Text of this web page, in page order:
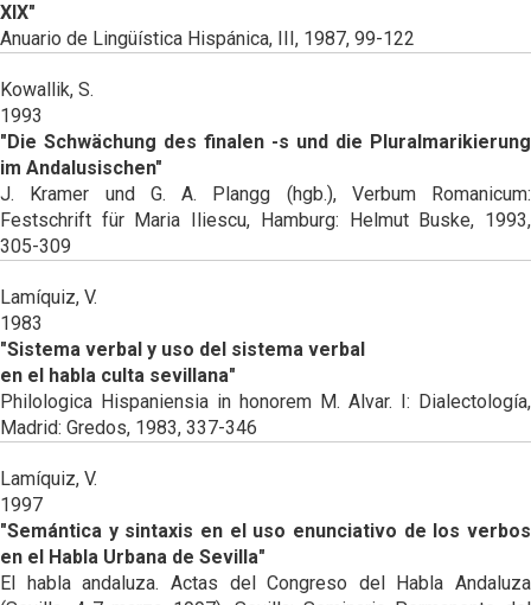
XIX"
Anuario de Lingüística Hispánica, III, 1987, 99-122
Kowallik, S.
1993
"Die Schwächung des finalen -s und die Pluralmarikierung
im Andalusischen"
J. Kramer und G. A. Plangg (hgb.), Verbum Romanicum:
Festschrift für Maria Iliescu, Hamburg: Helmut Buske, 1993,
305-309
Lamíquiz, V.
1983
"Sistema verbal y uso del sistema verbal
en el habla culta sevillana"
Philologica Hispaniensia in honorem M. Alvar. I: Dialectología,
Madrid: Gredos, 1983, 337-346
Lamíquiz, V.
1997
"Semántica y sintaxis en el uso enunciativo de los verbos
en el Habla Urbana de Sevilla"
El habla andaluza. Actas del Congreso del Habla Andaluza